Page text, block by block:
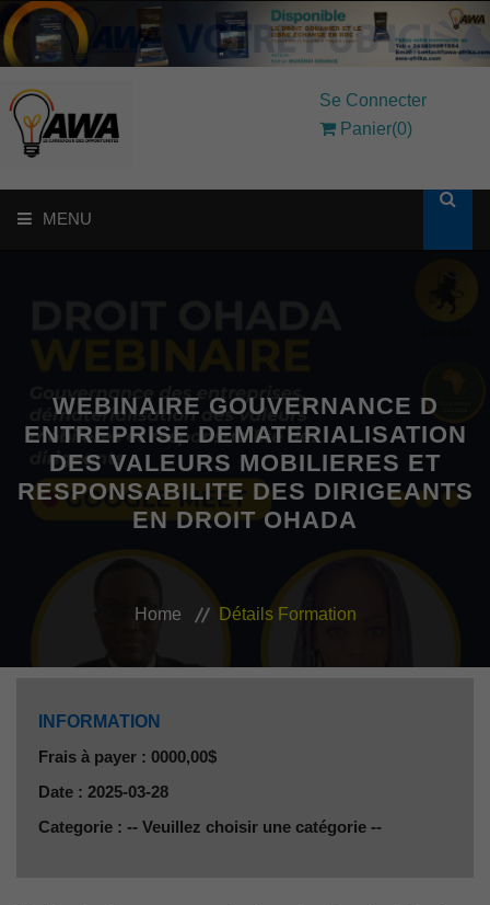
Se Connecter
Panier(0)
MENU
MON COMPTE
AWASHOP
VEILLE JURIDIQUE ET FISCALE
WEBINAIRE GOUVERNANCE D
ENTREPRISE DEMATERIALISATION
DES VALEURS MOBILIERES ET
RESPONSABILITE DES DIRIGEANTS
EN DROIT OHADA
Home Détails Formation
INFORMATION
Frais à payer : 0000,00$
Date : 2025-03-28
Categorie : -- Veuillez choisir une catégorie --